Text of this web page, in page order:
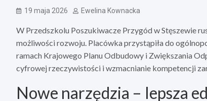
19 maja 2026 Ewelina Kownacka
W Przedszkolu Poszukiwacze Przygód w Stęszewie
możliwości rozwoju. Placówka przystąpiła do
ramach Krajowego Planu Odbudowy i Zwiększania
cyfrowej rzeczywistości i wzmacnianie kompetencji
Nowe narzędzia – lepsza